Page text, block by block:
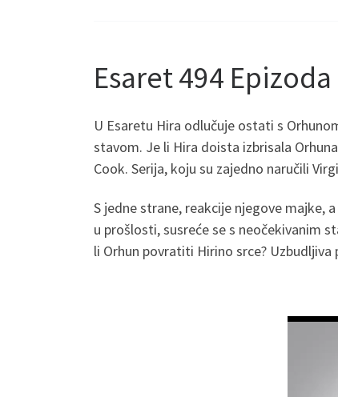
Esaret 494
U Esaretu Hira odlučuje ostati s
stavom. Je li Hira doista izbrisala
Cook. Serija, koju su zajedno naručili
S jedne strane, reakcije njegove majke,
u prošlosti, susreće se s neočekivanim
li Orhun povratiti Hirino srce?